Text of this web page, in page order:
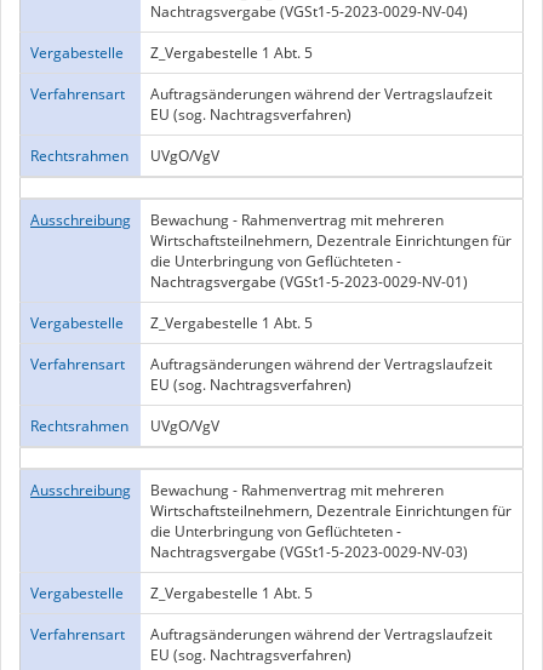
Nachtragsvergabe (VGSt1-5-2023-0029-NV-04)
Vergabestelle
Z_Vergabestelle 1 Abt. 5
Verfahrensart
Auftragsänderungen während der Vertragslaufzeit
EU (sog. Nachtragsverfahren)
Rechtsrahmen
UVgO/VgV
Ausschreibung
Bewachung - Rahmenvertrag mit mehreren
Wirtschaftsteilnehmern, Dezentrale Einrichtungen für
die Unterbringung von Geflüchteten -
Nachtragsvergabe (VGSt1-5-2023-0029-NV-01)
Vergabestelle
Z_Vergabestelle 1 Abt. 5
Verfahrensart
Auftragsänderungen während der Vertragslaufzeit
EU (sog. Nachtragsverfahren)
Rechtsrahmen
UVgO/VgV
Ausschreibung
Bewachung - Rahmenvertrag mit mehreren
Wirtschaftsteilnehmern, Dezentrale Einrichtungen für
die Unterbringung von Geflüchteten -
Nachtragsvergabe (VGSt1-5-2023-0029-NV-03)
Vergabestelle
Z_Vergabestelle 1 Abt. 5
Verfahrensart
Auftragsänderungen während der Vertragslaufzeit
EU (sog. Nachtragsverfahren)